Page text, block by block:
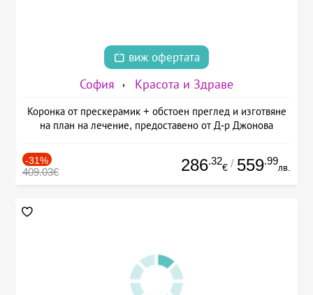
виж офертата
София Красота и Здраве
Коронка от прескерамик + обстоен преглед и изготвяне
на план на лечение, предоставено от Д-р Джонова
-31%
409.03€ 286.32
€ / 559.99
лв.